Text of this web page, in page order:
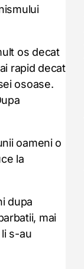
os decat
rapid decat
osoase.
oameni o
la
dupa
mai
s-au